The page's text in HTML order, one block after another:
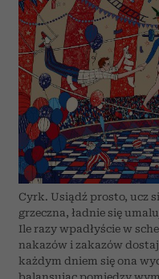
Cyrk. Usiądź prosto, ucz
grzeczna, ładnie się
Ile razy wpadłyście w
nakazów i zakazów
każdym dniem się ona